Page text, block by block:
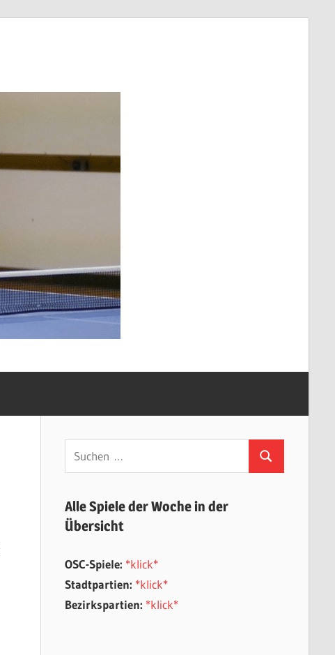
Suchen
nach:
Suchen
Alle Spiele der Woche in der
Übersicht
OSC-Spiele: *klick*
Stadtpartien: *klick*
Bezirkspartien: *klick*